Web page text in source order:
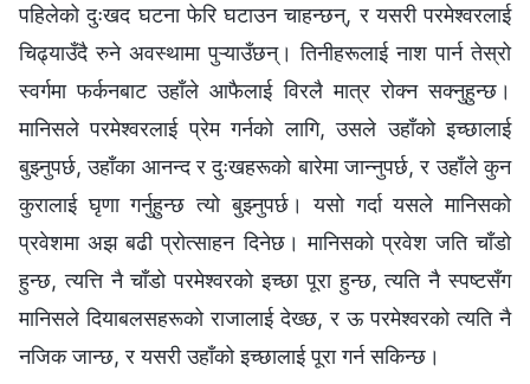
पहिलेको दुःखद घटना फेरि घटाउन चाहन्छन्, र यसरी परमेश्‍वरलाई
चिढ्याउँदै रुने अवस्थामा पुऱ्याउँछन्। तिनीहरूलाई नाश पार्न तेस्रो
स्वर्गमा फर्कनबाट उहाँले आफैलाई विरलै मात्र रोक्‍न सक्‍नुहुन्छ।
मानिसले परमेश्‍वरलाई प्रेम गर्नको लागि, उसले उहाँको इच्छालाई
बुझ्नुपर्छ, उहाँका आनन्द र दुःखहरूको बारेमा जान्‍नुपर्छ, र उहाँले कुन
कुरालाई घृणा गर्नुहुन्छ त्यो बुझ्नुपर्छ। यसो गर्दा यसले मानिसको
प्रवेशमा अझ बढी प्रोत्साहन दिनेछ। मानिसको प्रवेश जति चाँडो
हुन्छ, त्यत्ति नै चाँडो परमेश्‍वरको इच्छा पूरा हुन्छ, त्यति नै स्पष्टसँग
मानिसले दियाबलसहरूको राजालाई देख्छ, र ऊ परमेश्‍वरको त्यति नै
नजिक जान्छ, र यसरी उहाँको इच्छालाई पूरा गर्न सकिन्छ।